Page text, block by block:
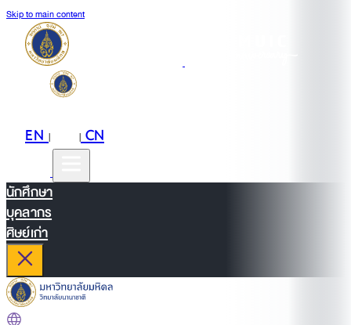
Skip to main content
EN| |CN
นักศึกษา
บุคลากร
ศิษย์เก่า